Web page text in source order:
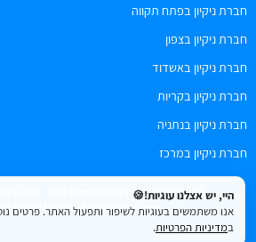
חברת ניקיון בפתח תקווה
חברת ניקיון בצפון
חברת ניקיון באשדוד
חברת ניקיון בקריות
חברת ניקיון בנתניה
חברת ניקיון במרכז
top.polish.co.il@gmail.com | טלפון: 077-6052505
היי, יש אצלנו עוגיות!🍪
אנו משתמשים בעוגיות לשיפור ותפעול האתר. פרטים
במדיניות הפרטיות.